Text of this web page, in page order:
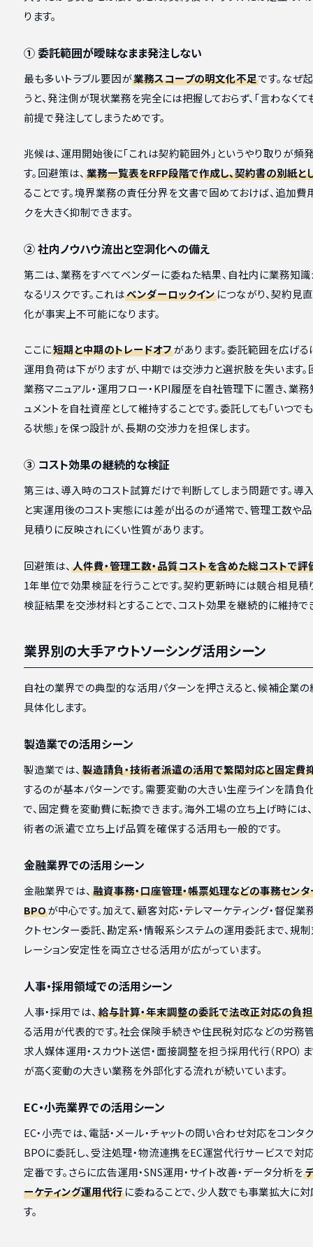
ります。
① 委託範囲が曖昧なまま発注しない
最も多いトラブル要因が業務スコープの明文化不足です。なぜ
うと、発注側が現状業務を完全には把握しておらず、「言わなくて
前提で発注してしまうためです。
兆候は、運用開始後に「これは契約範囲外」というやり取りが頻
す。回避策は、 業務一覧表をRFP段階で作成し、契約書の別紙と
ることです。境界業務の責任分界を文書で固めておけば、追加費
クを大きく抑制できます。
② 社内ノウハウ流出と空洞化への備え
第二は、業務をすべてベンダーに委ねた結果、自社内に業務知識
なるリスクです。これはベンダーロックインにつながり、契約見
化が事実上不可能になります。
ここに短期と中期のトレードオフがあります。委託範囲を広げ
運用負荷は下がりますが、中期では交渉力と選択肢を失います。
業務マニュアル・運用フロー・KPI履歴を自社管理下に置き、業
ュメントを自社資産として維持することです。委託しても「いつで
る状態」を保つ設計が、長期の交渉力を担保します。
③ コスト効果の継続的な検証
第三は、導入時のコスト試算だけで判断してしまう問題です。導
と実運用後のコスト実態には差が出るのが通常で、管理工数や
見積りに反映されにくい性質があります。
回避策は、 人件費・管理工数・品質コストを含めた総コストで評
1年単位で効果検証を行うことです。契約更新時には競合相見積
検証結果を交渉材料とすることで、コスト効果を継続的に維持で
業界別の大手アウトソーシング活用シーン
自社の業界での典型的な活用パターンを押さえると、候補企業
具体化します。
製造業での活用シーン
製造業では、 製造請負・技術者派遣の活用で繁閑対応と固定費
するのが基本パターンです。需要変動の大きい生産ラインを請負
で、固定費を変動費に転換できます。海外工場の立ち上げ時には
術者の派遣で立ち上げ品質を確保する活用も一般的です。
金融業界での活用シーン
金融業界では、 融資事務・口座管理・帳票処理などの事務セン
BPOが中心です。加えて、顧客対応・テレマーケティング・督促業
クトセンター委託、勘定系・情報系システムの運用委託まで、規
レーション安定性を両立させる活用が広がっています。
人事・採用領域での活用シーン
人事・採用では、 給与計算・年末調整の委託で法改正対応の負
る活用が代表的です。社会保険手続きや住民税対応などの労務
求人媒体運用・スカウト送信・面接調整を担う採用代行（RPO）
が高く変動の大きい業務を外部化する流れが続いています。
EC・小売業界での活用シーン
EC・小売では、電話・メール・チャットの問い合わせ対応をコンタ
BPOに委託し、受注処理・物流連携をEC運営代行サービスで対
定番です。さらに広告運用・SNS運用・サイト改善・データ分析を
ーケティング運用代行に委ねることで、少人数でも事業拡大に
す。